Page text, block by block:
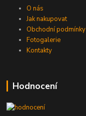
O nás
Jak nakupovat
Obchodní podmínky
Fotogalerie
Kontakty
Hodnocení